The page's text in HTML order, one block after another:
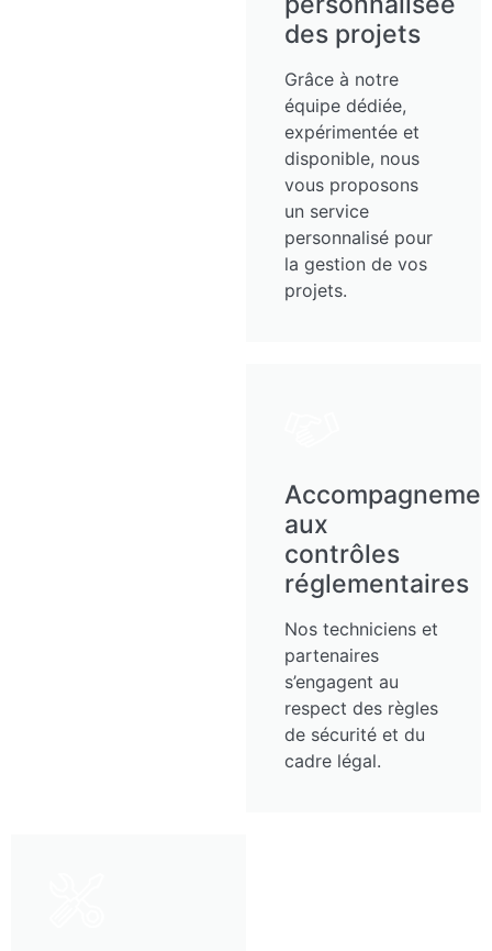
des projets
Grâce à notre
équipe dédiée,
expérimentée et
disponible, nous
vous proposons
un service
personnalisé pour
la gestion de vos
projets.
aux
contrôles
réglementaires
Nos techniciens et
partenaires
s’engagent au
respect des règles
de sécurité et du
cadre légal.